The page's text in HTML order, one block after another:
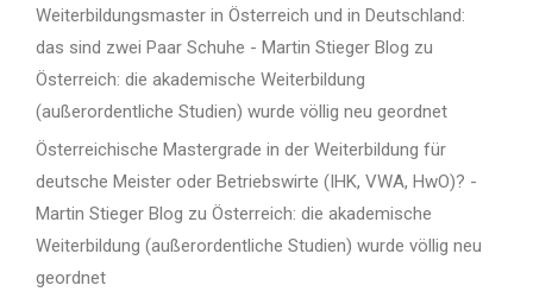
Weiterbildungsmaster in Österreich und in Deutschland:
das sind zwei Paar Schuhe - Martin Stieger Blog zu
Österreich: die akademische Weiterbildung
(außerordentliche Studien) wurde völlig neu geordnet
Österreichische Mastergrade in der Weiterbildung für
deutsche Meister oder Betriebswirte (IHK, VWA, HwO)? -
Martin Stieger Blog zu Österreich: die akademische
Weiterbildung (außerordentliche Studien) wurde völlig neu
geordnet